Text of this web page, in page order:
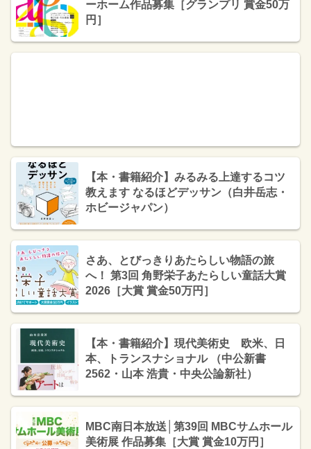
ーホーム作品募集［グランプリ 賞金50万
円］
【本・書籍紹介】みるみる上達するコツ
教えます なるほどデッサン（白井岳志・
ホビージャパン）
さあ、とびっきりあたらしい物語の旅
へ！ 第3回 角野栄子あたらしい童話大賞
2026［大賞 賞金50万円］
【本・書籍紹介】現代美術史 欧米、日
本、トランスナショナル （中公新書
2562・山本 浩貴・中央公論新社）
MBC南日本放送│第39回 MBCサムホール
美術展 作品募集［大賞 賞金10万円］